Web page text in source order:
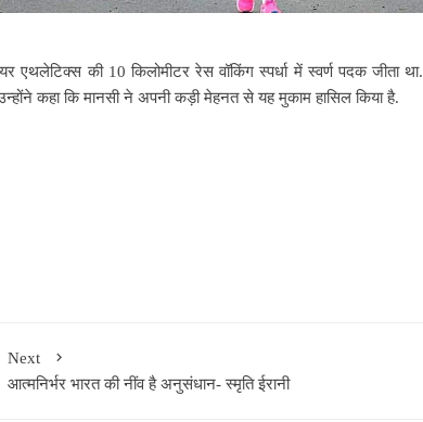
की 10 किलोमीटर रेस वॉकिंग स्पर्धा में स्वर्ण पदक जीता था.
कहा कि मानसी ने अपनी कड़ी मेहनत से यह मुकाम हासिल किया है.
Next
आत्मनिर्भर भारत की नींव है अनुसंधान- स्मृति ईरानी